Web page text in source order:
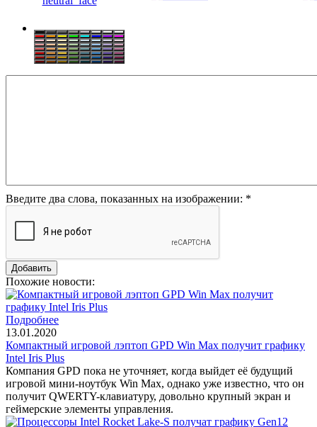
Введите два слова, показанных на изображении: *
Похожие новости:
Подробнее
13.01.2020
Компактный игровой лэптоп GPD Win Max получит графику
Intel Iris Plus
Компания GPD пока не уточняет, когда выйдет её будущий
игровой мини-ноутбук Win Max, однако уже известно, что он
получит QWERTY-клавиатуру, довольно крупный экран и
геймерские элементы управления.